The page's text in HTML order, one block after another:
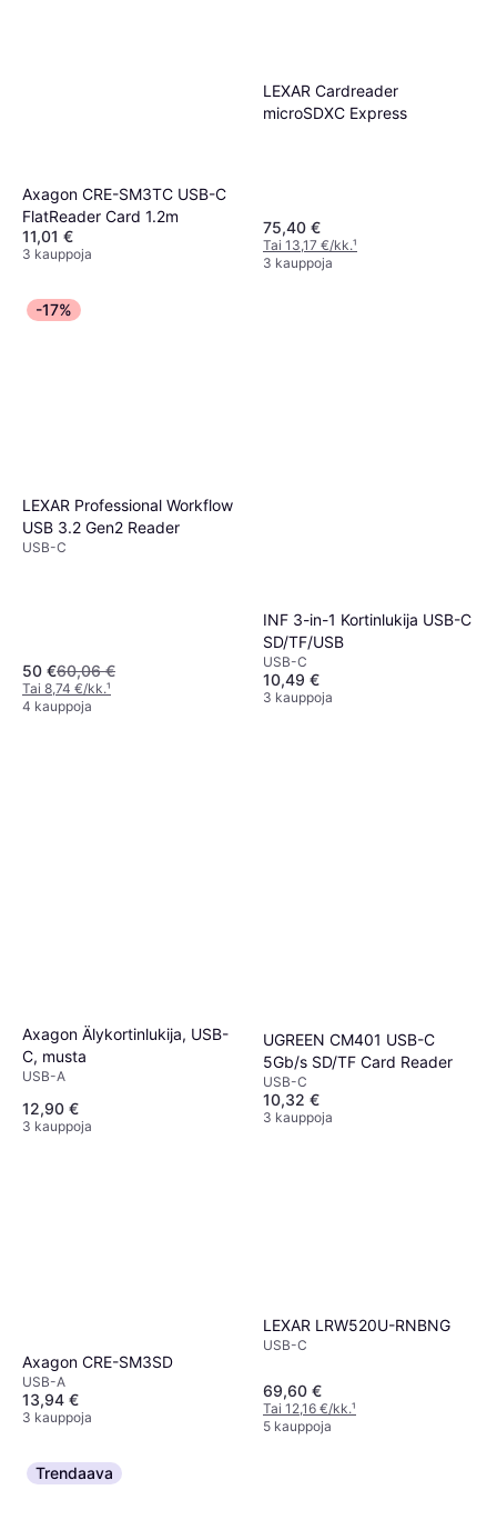
Axagon CRE-SM3TC USB-C
FlatReader Card 1.2m
11,01 €
3 kauppoja
LEXAR Cardreader
microSDXC Express
75,40 €
Tai 13,17 €/kk.¹
3 kauppoja
-17%
LEXAR Professional Workflow
USB 3.2 Gen2 Reader
USB-C
50 €60,06 €
Tai 8,74 €/kk.¹
4 kauppoja
INF 3-in-1 Kortinlukija USB-C
SD/TF/USB
USB-C
10,49 €
3 kauppoja
Axagon Älykortinlukija, USB-
C, musta
USB-A
12,90 €
3 kauppoja
UGREEN CM401 USB-C
5Gb/s SD/TF Card Reader
USB-C
10,32 €
3 kauppoja
Axagon CRE-SM3SD
USB-A
13,94 €
3 kauppoja
LEXAR LRW520U-RNBNG
USB-C
69,60 €
Tai 12,16 €/kk.¹
5 kauppoja
Trendaava